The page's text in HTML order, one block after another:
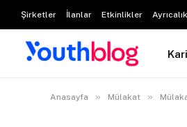
Şirketler İlanlar Etkinlikler
Anasayfa » Mülakat »